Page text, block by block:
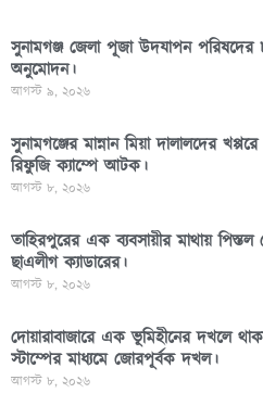
সুনামগঞ্জ জেলা পূজা উদযাপন পরিষদের
অনুমোদন।
আগস্ট ৯, ২০২৬
সুনামগঞ্জের মান্নান মিয়া দালালদের
রিফুজি ক্যাম্পে আটক।
আগস্ট ৮, ২০২৬
তাহিরপুরের এক ব্যবসায়ীর মাথায় পিস্তল
ছাএলীগ ক্যাডারের।
আগস্ট ৮, ২০২৬
দোয়ারাবাজারে এক ভূমিহীনের দখলে
স্টাম্পের মাধ্যমে জোরপূর্বক দখল।
আগস্ট ৮, ২০২৬